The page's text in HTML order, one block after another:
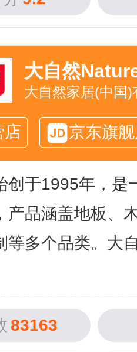
大自然
大自然家居(中国)
店 京东旗
创于1995年，是
产品涵盖地板、
等多个品类。大
83163